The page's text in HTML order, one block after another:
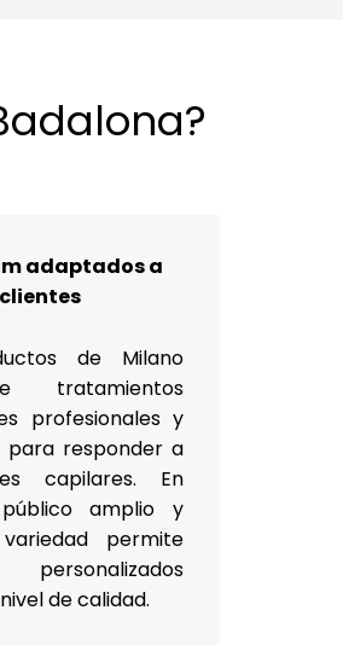
adaptados a
de Milano
tratamientos
profesionales y
para responder a
capilares. En
amplio y
permite
de calidad.